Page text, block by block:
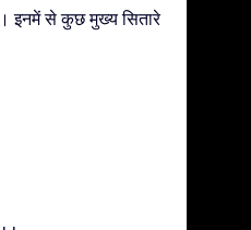
इनमें से कुछ मुख्य सितारे